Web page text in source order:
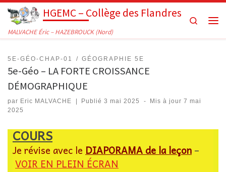
Passer au contenuHGEMC – Collège des Flandres
MALVACHE Éric – HAZEBROUCK (Nord)
Search
5E-GÉO-CHAP-01 GÉOGRAPHIE 5E
5e-Géo – LA FORTE CROISSANCE
DÉMOGRAPHIQUE
par Eric MALVACHE Publié3 mai 2025 - Mis à jour7 mai
2025
COURS
Je révise avec le DIAPORAMA de la leçon –
VOIR EN PLEIN ÉCRAN